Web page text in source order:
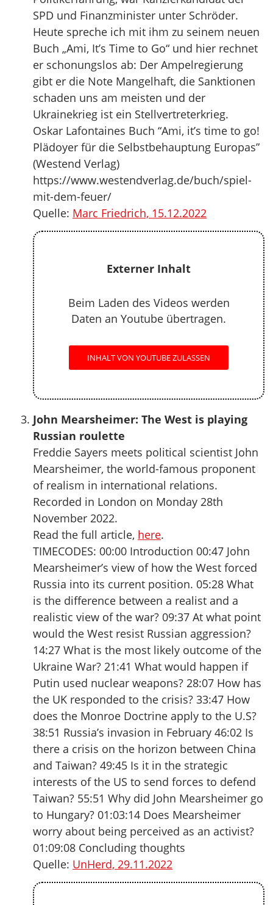
SPD und Finanzminister unter Schröder.
Heute spreche ich mit ihm zu seinem neuen
Buch „Ami, It’s Time to Go“ und hier rechnet
er schonungslos ab: Der Ampelregierung
gibt er die Note Mangelhaft, die Sanktionen
schaden uns am meisten und der
Ukrainekrieg ist ein Stellvertreterkrieg.
Oskar Lafontaines Buch “Ami, it’s time to go!
Plädoyer für die Selbstbehauptung Europas”
(Westend Verlag)
https://www.westendverlag.de/buch/spiel-
mit-dem-feuer/
Quelle: Marc Friedrich, 15.12.2022
Externer Inhalt
Beim Laden des Videos werden
Daten an Youtube übertragen.
INHALT VON YOUTUBE ZULASSEN
John Mearsheimer: The West is playing
Russian roulette
Freddie Sayers meets political scientist John
Mearsheimer, the world-famous proponent
of realism in international relations.
Recorded in London on Monday 28th
November 2022.
Read the full article, here.
TIMECODES: 00:00 Introduction 00:47 John
Mearsheimer’s view of how the West forced
Russia into its current position. 05:28 What
is the difference between a realist and a
realistic view of the war? 09:37 At what point
would the West resist Russian aggression?
14:27 What is the most likely outcome of the
Ukraine War? 21:41 What would happen if
Putin used nuclear weapons? 28:07 How has
the UK responded to the crisis? 33:47 How
does the Monroe Doctrine apply to the U.S?
38:51 Russia’s invasion in February 46:02 Is
there a crisis on the horizon between China
and Taiwan? 49:45 Is it in the strategic
interests of the US to send forces to defend
Taiwan? 55:51 Why did John Mearsheimer go
to Hungary? 01:03:14 Does Mearsheimer
worry about being perceived as an activist?
01:09:08 Concluding thoughts
Quelle: UnHerd, 29.11.2022